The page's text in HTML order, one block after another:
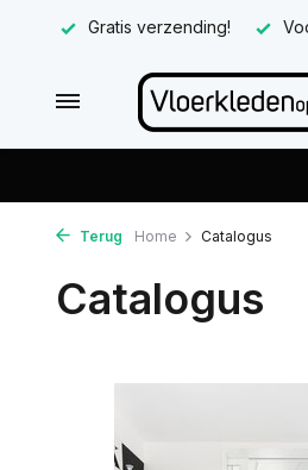
Gratis verzending!
Terug Home Catalogus
Catalogus